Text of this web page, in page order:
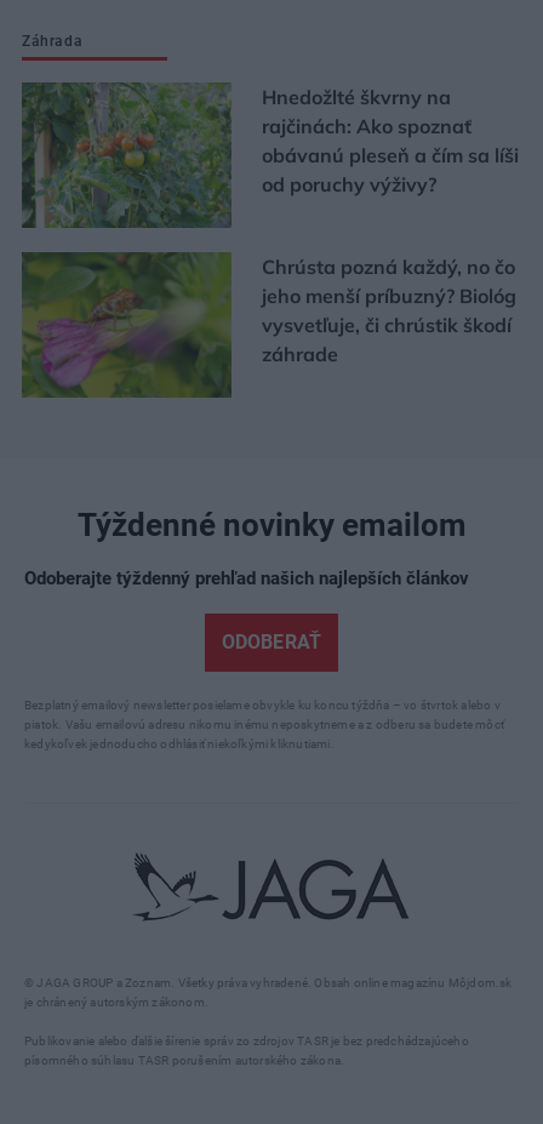
Záhrada
Hnedožlté škvrny na
rajčinách: Ako spoznať
obávanú pleseň a čím sa líši
od poruchy výživy?
Chrústa pozná každý, no čo
jeho menší príbuzný? Biológ
vysvetľuje, či chrústik škodí
záhrade
© JAGA GROUP a Zoznam. Všetky práva vyhradené. Obsah online magazínu Môjdom.sk
je chránený autorským zákonom.
Publikovanie alebo ďalšie šírenie správ zo zdrojov TASR je bez predchádzajúceho
písomného súhlasu TASR porušením autorského zákona.
Týždenné novinky emailom
Odoberajte týždenný prehľad našich najlepších článkov
ODOBERAŤ
Bezplatný emailový newsletter posielame obvykle ku koncu týždňa – vo štvrtok alebo v
piatok. Vašu emailovú adresu nikomu inému neposkytneme a z odberu sa budete môcť
kedykoľvek jednoducho odhlásiť niekoľkými kliknutiami.